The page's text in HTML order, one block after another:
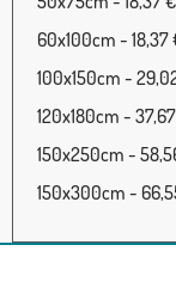
60x100cm - 18,37
100x150cm -
120x180cm -
150x250cm -
150x300cm -